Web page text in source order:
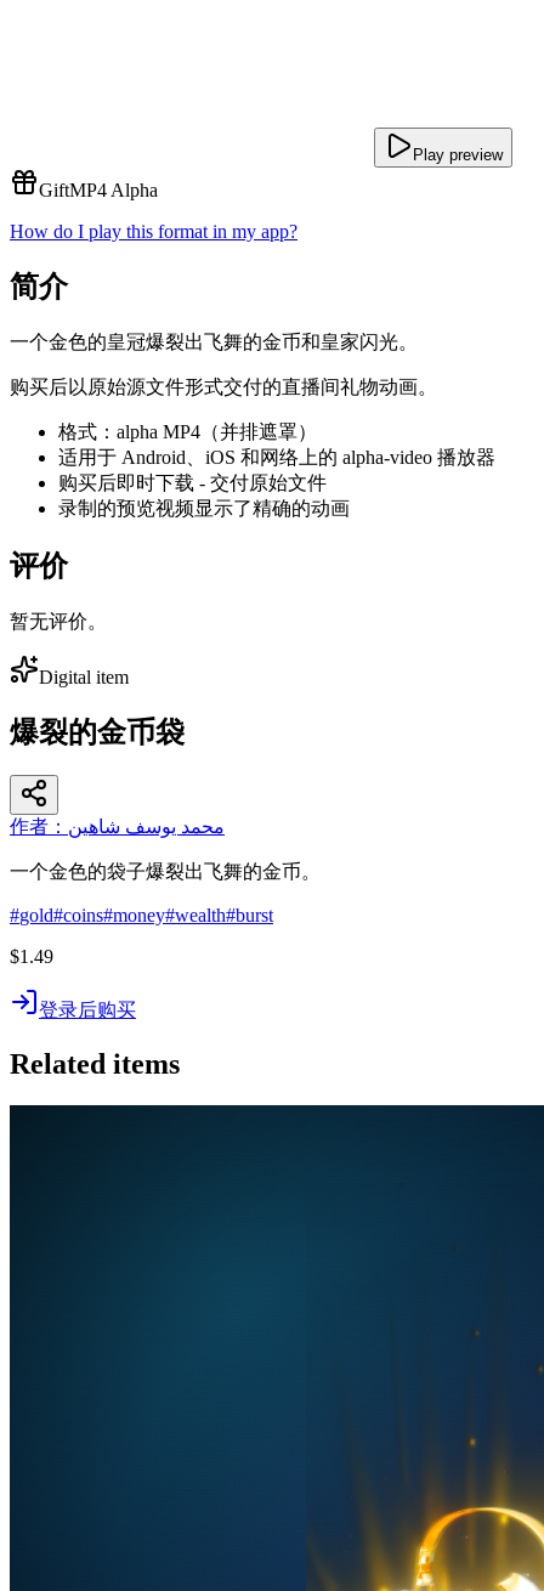
Play preview
GiftMP4 Alpha
How do I play this format in my app?
简介
一个金色的皇冠爆裂出飞舞的金币和皇家闪光。
购买后以原始源文件形式交付的直播间礼物动画。
格式：alpha MP4（并排遮罩）
适用于 Android、iOS 和网络上的 alpha-video 播放器
购买后即时下载 - 交付原始文件
录制的预览视频显示了精确的动画
评价
暂无评价。
Digital item
爆裂的金币袋
作者：محمد يوسف شاهين
一个金色的袋子爆裂出飞舞的金币。
#gold#coins#money#wealth#burst
$1.49
登录后购买
Related items